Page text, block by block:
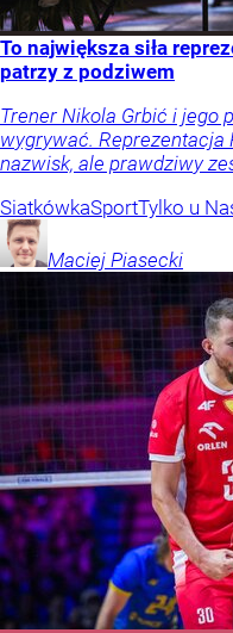
To największa siła
patrzy z podziwem
Trener Nikola Grbić i jego
wygrywać. Reprezentacja
nazwisk, ale prawdziwy
SiatkówkaSportTylko u
Maciej Piasecki